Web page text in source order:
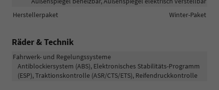
Herstellerpaket
Winter-Paket
Räder & Technik
Fahrwerk- und Regelungssysteme
Antiblockiersystem (ABS), Elektronisches Stabilitäts-Programm
(ESP), Traktionskontrolle (ASR/CTS/ETS), Reifendruckkontrolle